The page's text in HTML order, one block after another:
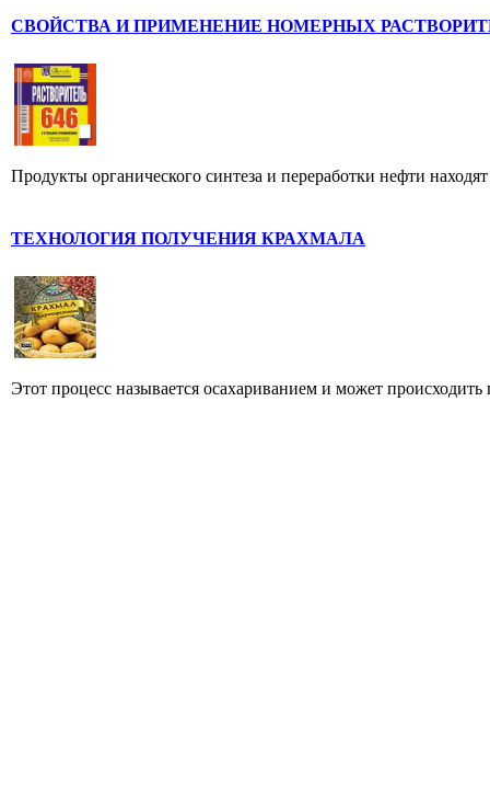
СВОЙСТВА И ПРИМЕНЕНИЕ НОМЕРНЫХ
Продукты органического синтеза и переработки нефти
ТЕХНОЛОГИЯ ПОЛУЧЕНИЯ КРАХМАЛА
Этот процесс называется осахариванием и может